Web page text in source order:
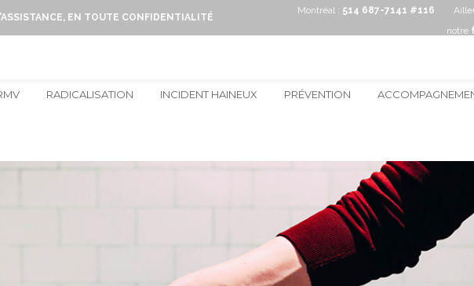
EN TOUTE CONFIDENTIALITÉ
Montréal : 514 687-7141 #116
notre
RADICALISATION INCIDENT HAINEUX PRÉVENTION